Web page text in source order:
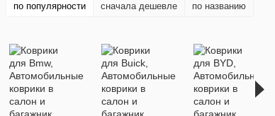
по популярности сначала дешевле по названию